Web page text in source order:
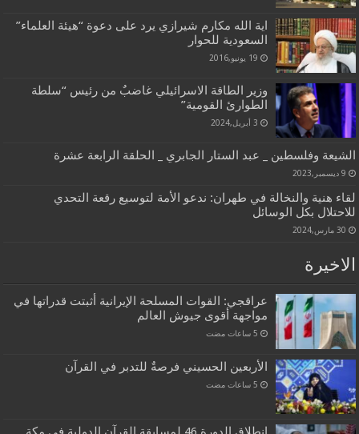
ایة الله مكارم شیرازي يرد على دعوة “هيئة العلماء”
السعودية للحوار
19 يونيو,2016
وزير الطاقة الاسرائيلي غاضبٌ من رئيس “سلطة
الطوارئ القومية”
3 أبريل,2024
الشيعة وفلسطين _ عبد الستار الجابري _ الحلقة الرابعة عشرة
9 ديسمبر,2023
لقاء هنية والنخالة في طهران: ندعو الأمة لتوسيع رقعة التحدي
للاحتلال بكل الوسائل
30 مارس,2024
الاخيرة
عراقجي: القوات المسلحة الإيرانية أثبتت قدراتها في
مواجهة أقوى جيوش العالم
الأربعين الحسيني فرصةٌ للتدبر في القرآن